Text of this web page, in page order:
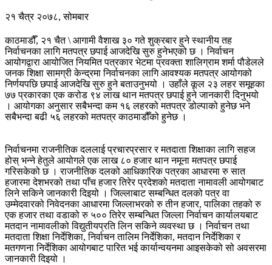
२१ चैत्र २०७८, सोमबार
काठमाडौँ, २१ चैत \ आगामी वैशाख ३० गते शुक्रबार हुने स्थानीय तह
निर्वाचनका लागि मतपत्र छपाई आजदेखि सुरु हुनेभएको छ । निर्वाचन
आयोगद्वारा आयोजित नियमित पत्रकार भेटमा प्रवक्ता शालिग्राम शर्मा पौडेलले
जनक शिक्षा सामग्री केन्द्रमा निर्वाचनका लागि आवश्यक मतपत्र आयोगको
निर्णयपछि छपाई आजदेखि सुरु हुने बताउनुभयो । उहाँले कूल २३ लहर समूहका
७७ प्रकारका एक करोड ९४ लाख थान मतपत्र छपाई हुने जानकारी दिनुभयो
। आयोगका अनुसार सबैभन्दा कम १६ लहरको मतपत्र डोल्पाको हुनेछ भने
सबैभन्दा बढी ५६ लहरको मतपत्र काठमाडौँको हुनेछ ।
निर्वाचनमा राजनीतिक दललाई प्रचारप्रसार र मतदाता शिक्षाका लागि सहज
होस् भन्ने हेतुले आयोगले एक लाख ८० हजार थान नमूना मतपत्र छपाई
गरिसकेको छ । राजनीतिक दलको आधिकारिक पत्रका आधारमा रु सात
हजारमा देशभरको तथा पाँच हजार तिरेर प्रदेशको मतदाता नामावली आयोगबाट
लिने सकिने जानकारी दिइयो । जिल्लाबाट सम्बन्धित दलको पत्र वा
उम्मेदवारको निवेदनका आधारमा जिल्लाभरको रु तीन हजार, पालिका तहको रु
एक हजार तथा वडाको रु ५०० तिरेर सम्बन्धित जिल्ला निर्वाचन कार्यालयबाट
मतदान नामावलीको विद्युतीयप्रति लिन सकिने व्यवस्था छ । निर्वाचन तथा
मतदाता शिक्षा निर्देशिका, निर्वाचन तालिम निर्देशिका, मतदान निर्देशिका र
मतगणना निर्देशिका आयोगबाट पारित भई कार्यान्वयनमा आइसकेको सो अवसरमा
जानकारी दिइयो ।